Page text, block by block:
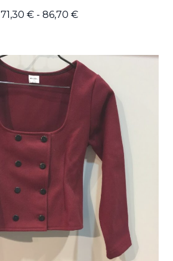
71,30 € - 86,70 €Rango
desde
71,30 €
hasta
86,70 €